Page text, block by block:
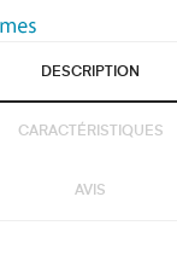
DESCRIPTION
CARACTÉRISTIQUES
AVIS